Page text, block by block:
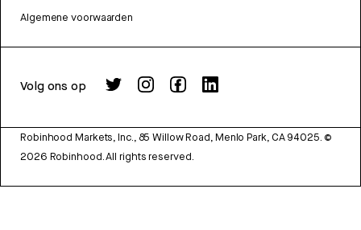
Algemene voorwaarden
Volg ons op
Robinhood Markets, Inc., 85 Willow Road, Menlo Park, CA 94025. ©
2026 Robinhood. All rights reserved.